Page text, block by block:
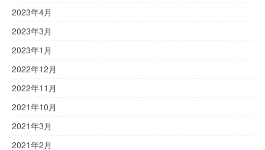
2023年4月
2023年3月
2023年1月
2022年12月
2022年11月
2021年10月
2021年3月
2021年2月